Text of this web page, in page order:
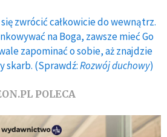
zwrócić całkowicie do wewnątrz.
na Boga, zawsze mieć Go
zapominać o sobie, aż znajdzie
skarb. (Sprawdź:Rozwój duchowy)
POLECA